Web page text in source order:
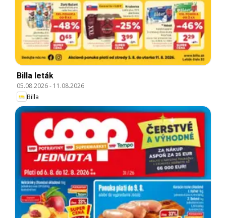
Billa leták
05.08.2026- 11.08.2026
Billa